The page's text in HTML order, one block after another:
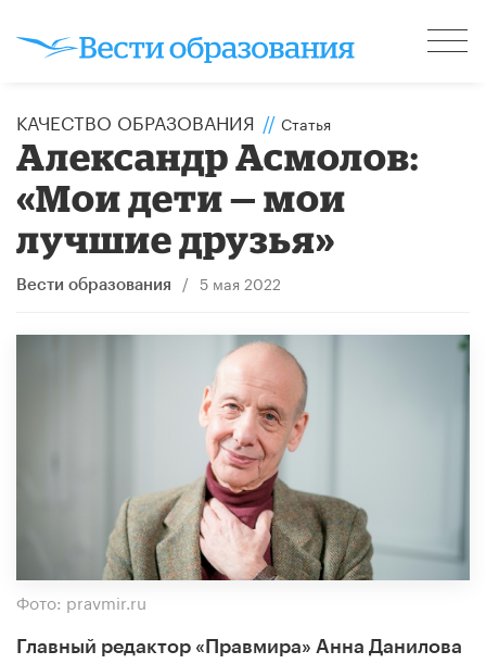
КАЧЕСТВО ОБРАЗОВАНИЯ // Статья
Александр Асмолов:
«Мои дети — мои
лучшие друзья»
Вести образования / 5 мая 2022
Фото: pravmir.ru
Главный редактор «Правмира» Анна Данилова